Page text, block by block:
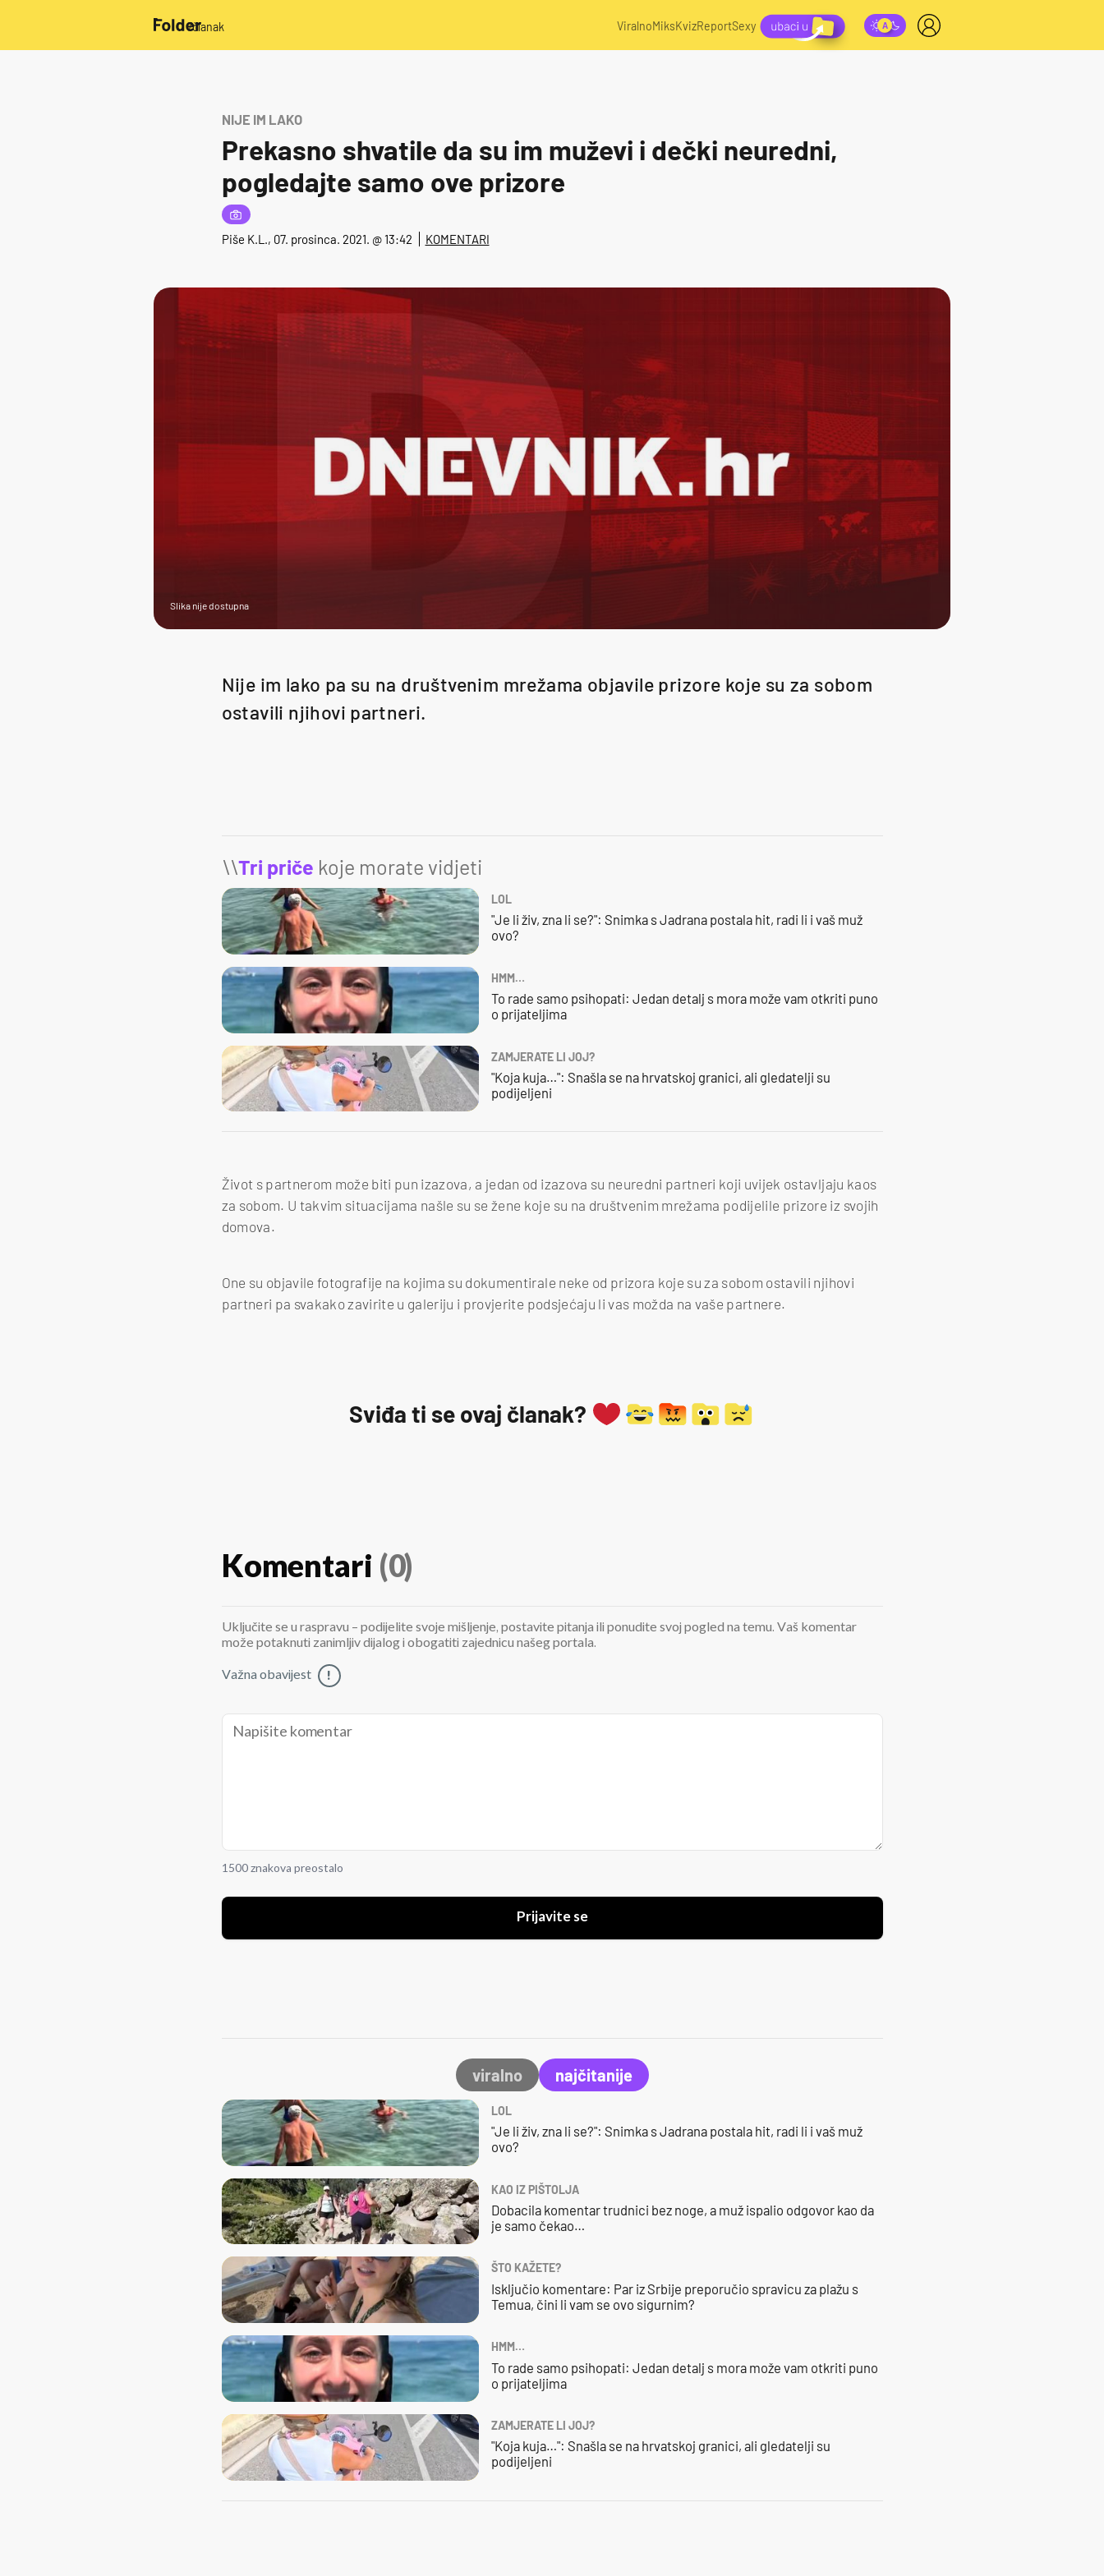
/članak ViralnoMiksKvizReportSexy
NIJE IM LAKO
Prekasno shvatile da su im muževi i dečki neuredni,
pogledajte samo ove prizore
Piše K.L., 07. prosinca. 2021. @ 13:42 KOMENTARI
Slika nije dostupna
Nije im lako pa su na društvenim mrežama objavile prizore koje su za sobom
ostavili njihovi partneri.
\\Tri priče koje morate vidjeti
LOL
"Je li živ, zna li se?": Snimka s Jadrana postala hit, radi li i vaš muž
ovo?
HMM…
To rade samo psihopati: Jedan detalj s mora može vam otkriti puno
o prijateljima
ZAMJERATE LI JOJ?
"Koja kuja…": Snašla se na hrvatskoj granici, ali gledatelji su
podijeljeni
Život s partnerom može biti pun izazova, a jedan od izazova su neuredni partneri koji uvijek ostavljaju kaos
za sobom. U takvim situacijama našle su se žene koje su na društvenim mrežama podijelile prizore iz svojih
domova.
One su objavile fotografije na kojima su dokumentirale neke od prizora koje su za sobom ostavili njihovi
partneri pa svakako zavirite u galeriju i provjerite podsjećaju li vas možda na vaše partnere.
Sviđa ti se ovaj članak?
Komentari (0)
Uključite se u raspravu – podijelite svoje mišljenje, postavite pitanja ili ponudite svoj pogled na temu. Vaš komentar
može potaknuti zanimljiv dijalog i obogatiti zajednicu našeg portala.
Važna obavijest !
1500 znakova preostalo
Prijavite se
viralno najčitanije
LOL
"Je li živ, zna li se?": Snimka s Jadrana postala hit, radi li i vaš muž
ovo?
KAO IZ PIŠTOLJA
Dobacila komentar trudnici bez noge, a muž ispalio odgovor kao da
je samo čekao…
ŠTO KAŽETE?
Isključio komentare: Par iz Srbije preporučio spravicu za plažu s
Temua, čini li vam se ovo sigurnim?
HMM…
To rade samo psihopati: Jedan detalj s mora može vam otkriti puno
o prijateljima
ZAMJERATE LI JOJ?
"Koja kuja…": Snašla se na hrvatskoj granici, ali gledatelji su
podijeljeni